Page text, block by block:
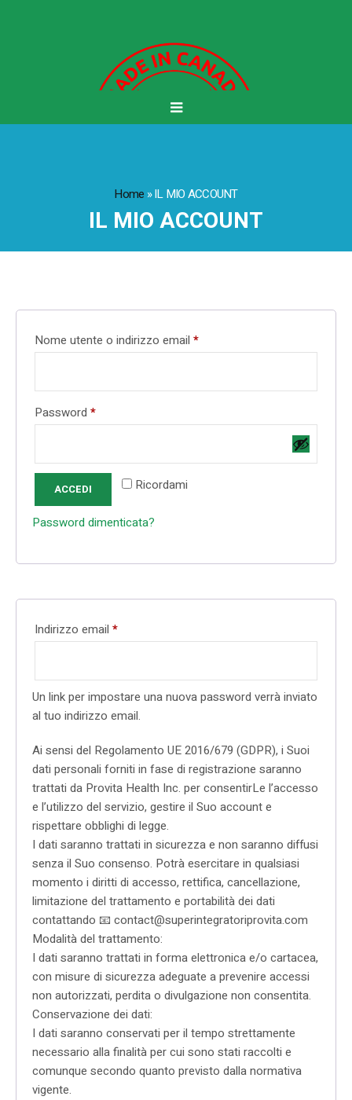
Home »IL MIO ACCOUNT
IL MIO ACCOUNT
Nome utente o indirizzo email *Richiesto
Password *Richiesto
Ricordami
ACCEDI
Password dimenticata?
Indirizzo email *Richiesto
Un link per impostare una nuova password verrà inviato
al tuo indirizzo email.
Ai sensi del Regolamento UE 2016/679 (GDPR), i Suoi
dati personali forniti in fase di registrazione saranno
trattati da Provita Health Inc. per consentirLe l’accesso
e l’utilizzo del servizio, gestire il Suo account e
rispettare obblighi di legge.
I dati saranno trattati in sicurezza e non saranno diffusi
senza il Suo consenso. Potrà esercitare in qualsiasi
momento i diritti di accesso, rettifica, cancellazione,
limitazione del trattamento e portabilità dei dati
contattando 📧 contact@superintegratoriprovita.com
Modalità del trattamento:
I dati saranno trattati in forma elettronica e/o cartacea,
con misure di sicurezza adeguate a prevenire accessi
non autorizzati, perdita o divulgazione non consentita.
Conservazione dei dati:
I dati saranno conservati per il tempo strettamente
necessario alla finalità per cui sono stati raccolti e
comunque secondo quanto previsto dalla normativa
vigente.